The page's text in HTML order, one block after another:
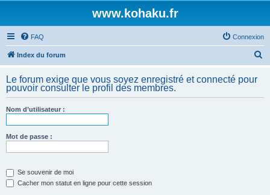
www.kohaku.fr
FAQ Connexion
Index du forum
h
Le forum exige que vous soyez enregistré et connecté pour
pouvoir consulter le profil des membres.
Nom d’utilisateur :
Mot de passe :
Se souvenir de moi
Cacher mon statut en ligne pour cette session